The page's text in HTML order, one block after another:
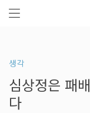
생각
심상정은 패
다